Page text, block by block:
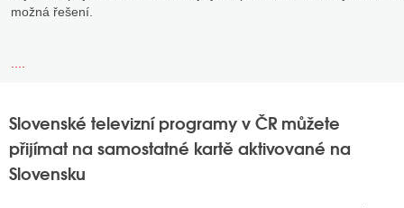
možná řešení.
Slovenské televizní programy v ČR můžete
přijímat na samostatné kartě aktivované na
Slovensku